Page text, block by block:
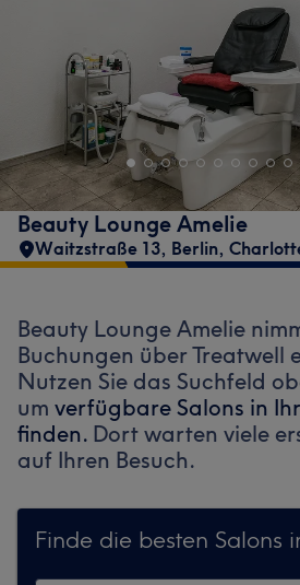
Beauty Lounge Amelie
Waitzstraße 13, Berlin,
Beauty Lounge Amelie
Buchungen über Treatwell
Nutzen Sie das Suchfeld
um verfügbare Salons in
finden. Dort warten viele
auf Ihren Besuch.
Finde die besten Salons